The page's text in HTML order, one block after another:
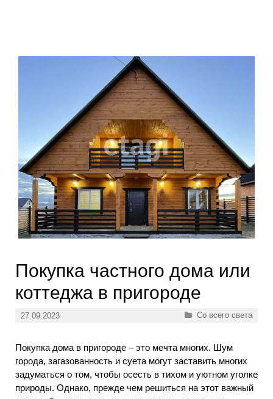
Покупка частного дома или
коттеджа в пригороде
27.09.2023 Рубрики
Со всего света
Покупка дома в пригороде – это мечта многих. Шум
города, загазованность и суета могут заставить многих
задуматься о том, чтобы осесть в тихом и уютном уголке
природы. Однако, прежде чем решиться на этот важный